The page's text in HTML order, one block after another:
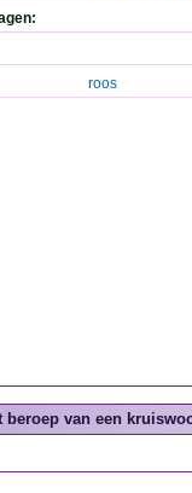
roos
beroep van een